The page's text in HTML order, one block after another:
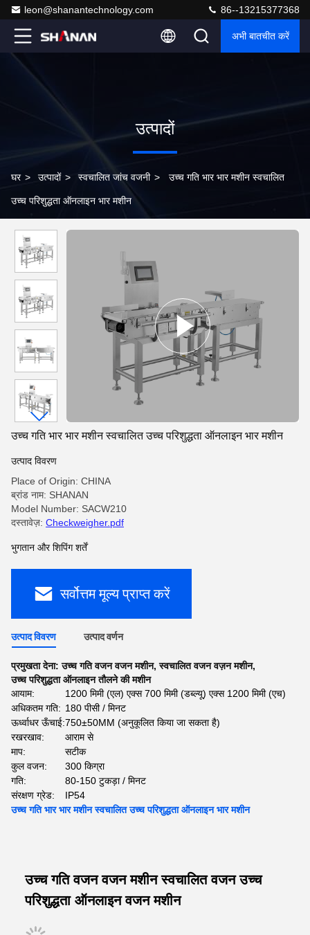
leon@shanantechnology.com 86--13215377368
अभी बातचीत करें
उत्पादों
घर > उत्पादों > स्वचालित जांच वजनी > उच्च गति भार भार मशीन स्वचालित
उच्च परिशुद्धता ऑनलाइन भार मशीन
उच्च गति भार भार मशीन स्वचालित उच्च परिशुद्धता ऑनलाइन भार मशीन
उत्पाद विवरण
Place of Origin: CHINA
ब्रांड नाम: SHANAN
Model Number: SACW210
दस्तावेज़: Checkweigher.pdf
भुगतान और शिपिंग शर्तें
सर्वोत्तम मूल्य प्राप्त करें
उत्पाद विवरण उत्पाद वर्णन
प्रमुखता देना:उच्च गति वजन वजन मशीन,स्वचालित वजन वज़न मशीन,
उच्च परिशुद्धता ऑनलाइन तौलने की मशीन
आयाम:
1200 मिमी (एल) एक्स 700 मिमी (डब्ल्यू) एक्स 1200 मिमी (एच)
अधिकतम गति: 180 पीसी / मिनट
ऊर्ध्वाधर ऊँचाई:750±50MM (अनुकूलित किया जा सकता है)
रखरखाव:
आराम से
माप:
सटीक
कुल वजन:
300 किग्रा
गति:
80-150 टुकड़ा / मिनट
संरक्षण ग्रेड:
IP54
उच्च गति भार भार मशीन स्वचालित उच्च परिशुद्धता ऑनलाइन भार मशीन
उच्च गति वजन वजन मशीन स्वचालित वजन उच्च
परिशुद्धता ऑनलाइन वजन मशीन